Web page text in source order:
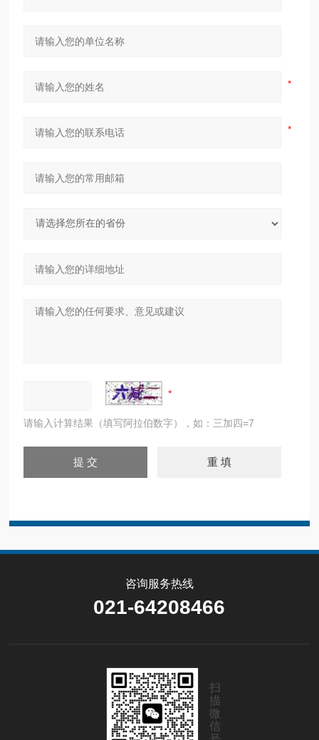
请输入计算结果（填写阿拉伯数字），如：三加四=7
咨询服务热线
021-64208466
扫
描
微
信